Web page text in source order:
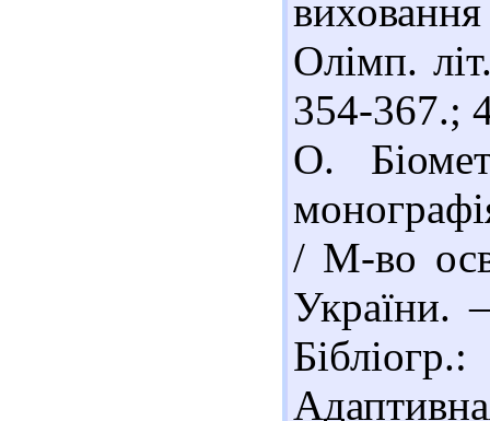
Олімп.
354-367.;
О.
/ М-во
України.